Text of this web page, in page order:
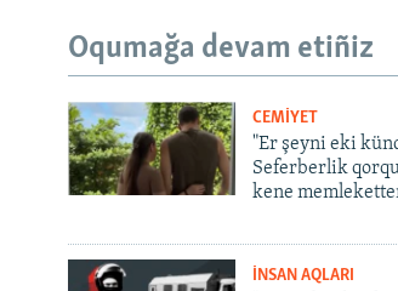
Oqumağa devam etiñiz
CEMİYET
"Er şeyni eki
Seferberlik
kene
İNSAN AQLARI